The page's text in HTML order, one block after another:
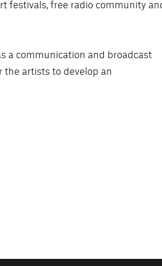
festivals, free radio community
a communication and broadcast
the artists to develop an